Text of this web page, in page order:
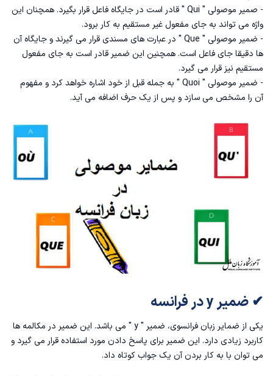
- صمیر موصولی " Qui " قادر است در جایگاه فاعل قرار بگیرد. همچنان این
واژه می تواند به جای مفعول غیر مستقیم به کار برود.
- ضمیر موصولی " Que " در عبارت های مسندی قرار می گیرند و جایگاه آن
ها دقیقا جای فاعل است. همچنین این ضمیر قادر است به جای مفعول
مستقیم نیز قرار می گیرد.
- ضمیر موصولی " Quoi " به جمله قبل از خود اشاره خواهد کرد و مفهوم
آن را مشخص می سازد و پس از یک حرف اضافه می آید.
✔ ضمیر y در فرانسه
یکی از ضمایر زبان فرانسوی، ضمیر " y " می باشد. این ضمیر در مکالمه ها
کاربرد زیادی دارد. این ضمیر برای پاسخ دادن مورد استفاده قرار می گیرد و
می توان با به کار بردن آن یک جواب کوتاه داد.